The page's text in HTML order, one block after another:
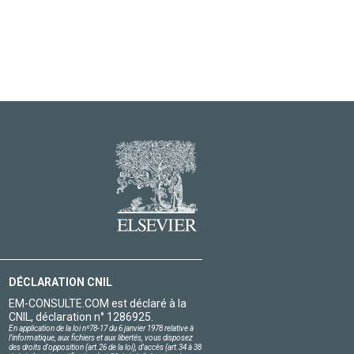
DÉCLARATION CNIL
EM-CONSULTE.COM est déclaré à la
CNIL, déclaration n° 1286925.
En application de la loi nº78-17 du 6 janvier 1978 relative à
l'informatique, aux fichiers et aux libertés, vous disposez
des droits d'opposition (art.26 de la loi), d'accès (art.34 à 38